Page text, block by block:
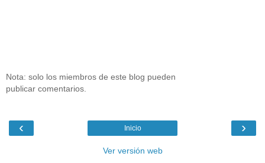
Nota: solo los miembros de este blog pueden
publicar comentarios.
‹ ›
Inicio
Ver versión web